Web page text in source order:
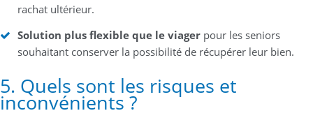
rachat ultérieur.
Solution plus flexible que le viager pour les seniors
souhaitant conserver la possibilité de récupérer leur bien.
5. Quels sont les risques et
inconvénients ?